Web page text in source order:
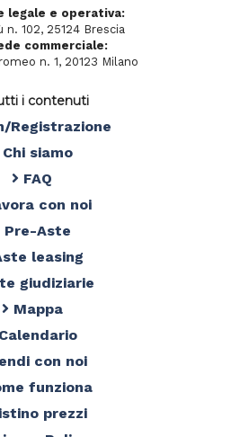
legale e operativa:
n. 102, 25124 Brescia
commerciale:
n. 1, 20123 Milano
i contenuti
Registrazione
Chi siamo
FAQ
con noi
Pre-Aste
leasing
giudiziarie
Mappa
Calendario
con noi
funziona
prezzi